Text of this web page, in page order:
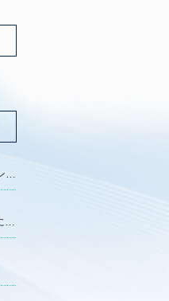
四国の道を美しく－「88クリーンウォーク四国」に参加しました!!
河川愛護月間「河川一斉清掃」に参加しました!!